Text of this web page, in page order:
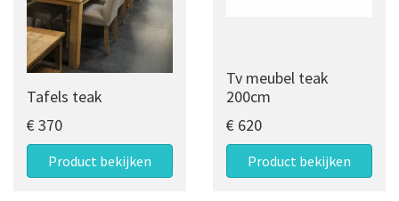
Tafels teak
€ 370
Product bekijken
Tv meubel teak
200cm
€ 620
Product bekijken